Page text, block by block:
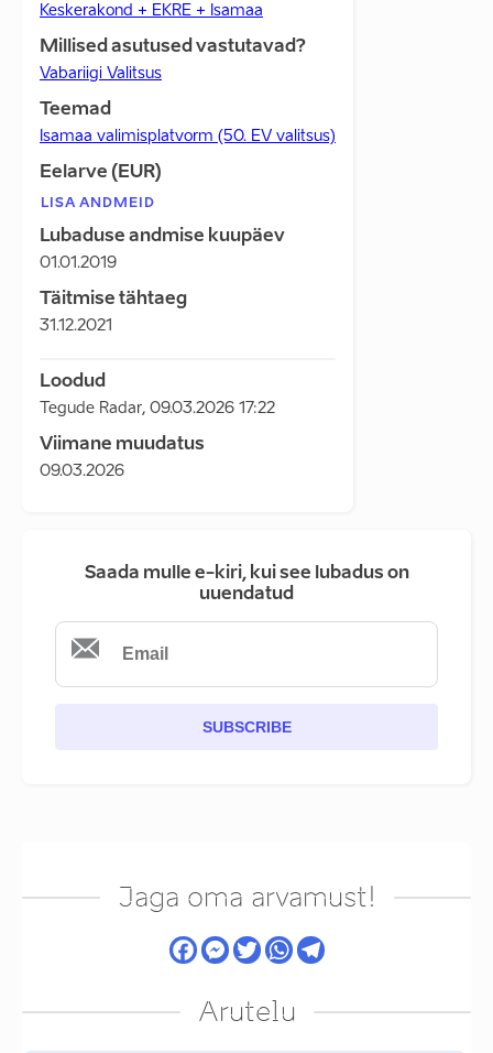
Keskerakond + EKRE + Isamaa
Millised asutused vastutavad?
Vabariigi Valitsus
Teemad
Isamaa valimisplatvorm (50. EV valitsus)
Eelarve (EUR)
LISA ANDMEID
Lubaduse andmise kuupäev
01.01.2019
Täitmise tähtaeg
31.12.2021
Loodud
Tegude Radar, 09.03.2026 17:22
Viimane muudatus
09.03.2026
Saada mulle e-kiri, kui see lubadus on
uuendatud
SUBSCRIBE
Jaga oma arvamust!
Arutelu